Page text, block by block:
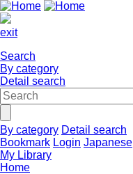
exit
Search
By category
Detail search
By category Detail search
Bookmark Login Japanese
My Library
Home